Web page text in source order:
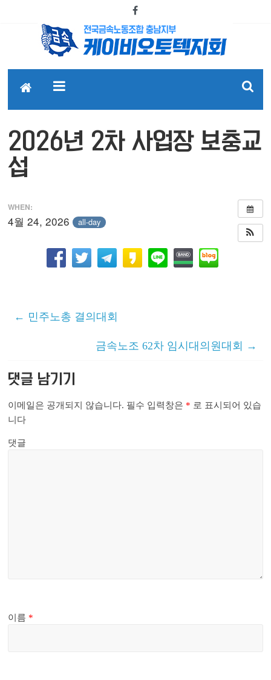
2026년 2차 사업장 보충교
섭
WHEN:
4월 24, 2026 all-day
← 민주노총 결의대회
금속노조 62차 임시대의원대회 →
댓글 남기기
이메일은 공개되지 않습니다. 필수 입력창은 * 로 표시되어 있습
니다
댓글
이름 *